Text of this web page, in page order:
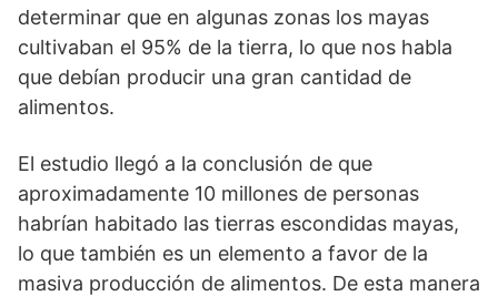
determinar que en algunas zonas los mayas
cultivaban el 95% de la tierra, lo que nos habla
que debían producir una gran cantidad de
alimentos.
El estudio llegó a la conclusión de que
aproximadamente 10 millones de personas
habrían habitado las tierras escondidas mayas,
lo que también es un elemento a favor de la
masiva producción de alimentos. De esta manera